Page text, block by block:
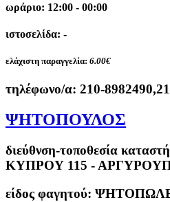
ωράριο: 12:00 - 00:00
ιστοσελίδα: -
ελάχιστη παραγγελία: 6.00€
τηλέφωνο/α: 210-
ΨΗΤΟΠΟΥΛΟΣ
διεύθνση-τοποθεσία
ΚΥΠΡΟΥ 115 -
είδος φαγητού: